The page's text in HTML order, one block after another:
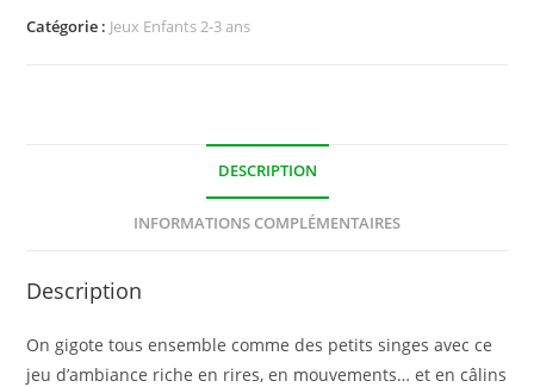
Catégorie : Jeux Enfants 2-3 ans
DESCRIPTION
INFORMATIONS COMPLÉMENTAIRES
Description
On gigote tous ensemble comme des petits singes avec ce
jeu d’ambiance riche en rires, en mouvements… et en câlins